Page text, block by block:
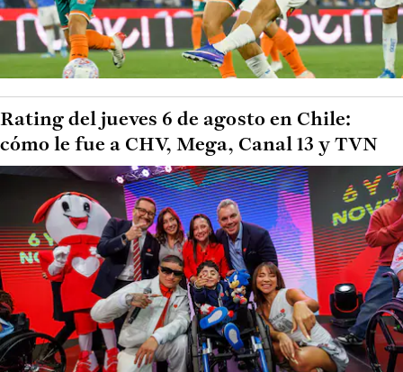
Rating del jueves 6 de agosto en Chile:
cómo le fue a CHV, Mega, Canal 13 y TVN